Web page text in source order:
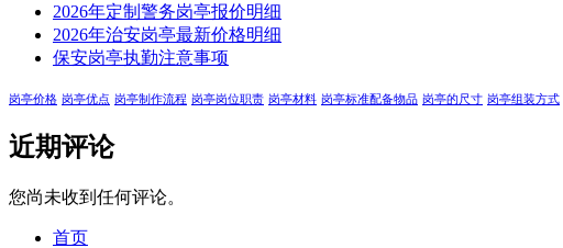
2026年定制警务岗亭报价明细
2026年治安岗亭最新价格明细
保安岗亭执勤注意事项
岗亭价格 岗亭优点 岗亭制作流程 岗亭岗位职责 岗亭材料 岗亭标准配备物品 岗亭的尺寸 岗亭组装方式
近期评论
您尚未收到任何评论。
首页